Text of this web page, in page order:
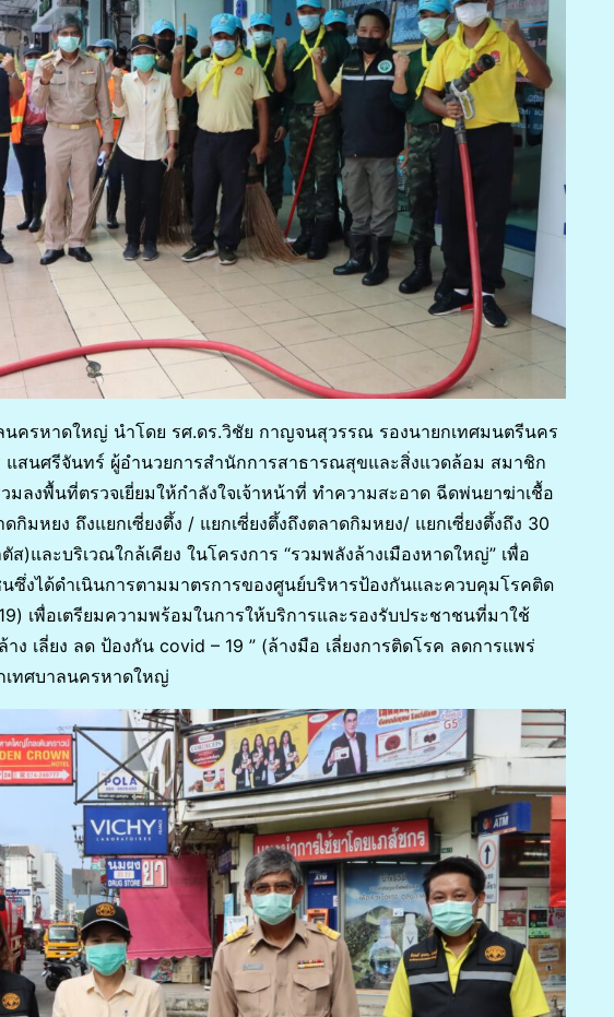
ครหาดใหญ่ นำโดย รศ.ดร.วิชัย กาญจนสุวรรณ รองนายกเทศมนตรีนคร
สนศรีจันทร์ ผู้อำนวยการสำนักการสาธารณสุขและสิ่งแวดล้อม สมาชิก
มลงพื้นที่ตรวจเยี่ยมให้กำลังใจเจ้าหน้าที่ ทำความสะอาด ฉีดพ่นยาฆ่าเชื้อ
มหยง ถึงแยกเซี่ยงตึ้ง / แยกเซี่ยงตึ้งถึงตลาดกิมหยง/ แยกเซี่ยงตึ้งถึง 30
)และบริเวณใกล้เคียง ในโครงการ “รวมพลังล้างเมืองหาดใหญ่” เพื่อ
ซึ่งได้ดำเนินการตามมาตรการของศูนย์บริหารป้องกันและควบคุมโรคติด
เพื่อเตรียมความพร้อมในการให้บริการและรองรับประชาชนที่มาใช้
เลี่ยง ลด ป้องกัน covid – 19 ” (ล้างมือ เลี่ยงการติดโรค ลดการแพร่
เทศบาลนครหาดใหญ่